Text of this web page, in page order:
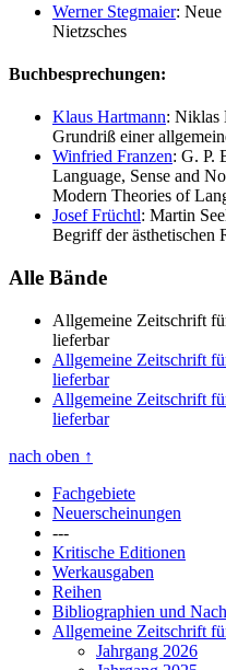
Werner Stegmaier: Neue
Nietzsches
Buchbesprechungen:
Klaus Hartmann: Niklas
Grundriß einer
Winfried Franzen: G. P.
Language, Sense and
Modern Theories of
Josef Früchtl: Martin
Begriff der ästhetischen
Alle Bände
Allgemeine Zeitschrift
lieferbar
Allgemeine Zeitschrift
lieferbar
Allgemeine Zeitschrift
lieferbar
nach oben ↑
Fachgebiete
Neuerscheinungen
---
Kritische Editionen
Werkausgaben
Reihen
Bibliographien und
Allgemeine Zeitschrift
Jahrgang 2026